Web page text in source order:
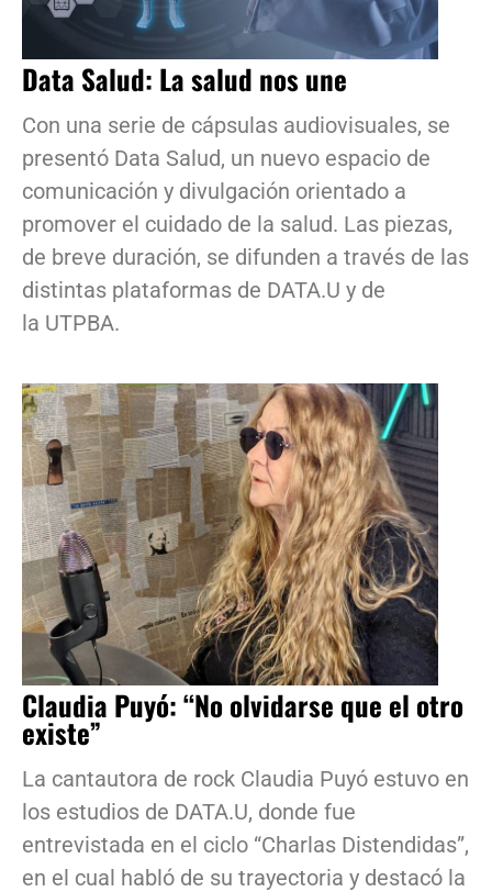
Data Salud: La salud nos une
Con una serie de cápsulas audiovisuales, se
presentó Data Salud, un nuevo espacio de
comunicación y divulgación orientado a
promover el cuidado de la salud. Las piezas,
de breve duración, se difunden a través de las
distintas plataformas de DATA.U y de
la UTPBA.
Claudia Puyó: “No olvidarse que el otro
existe”
La cantautora de rock Claudia Puyó estuvo en
los estudios de DATA.U, donde fue
entrevistada en el ciclo “Charlas Distendidas”,
en el cual habló de su trayectoria y destacó la